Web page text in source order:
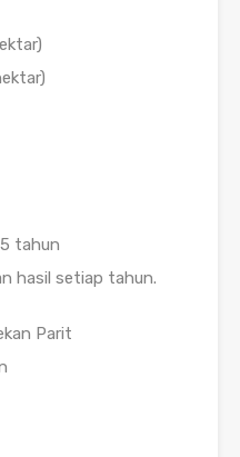
tahun
hasil setiap tahun.
Parit